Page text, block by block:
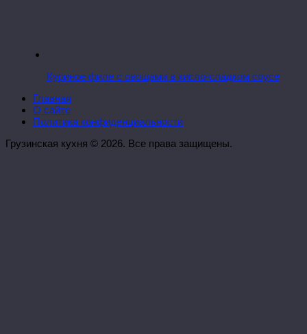
Куриное филе с овощами в кисло-сладком соусе
Главная
О сайте
Политика конфиденциальности
Грузинская кухня © 2026. Все права защищены.